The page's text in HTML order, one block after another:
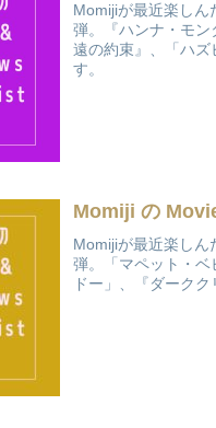
Momijiが最近楽しん
弾。『ハンナ・モ
遠の約束』、「ハズ
す。
Momiji の
Momijiが最近楽しん
弾。「マペット・
ドー」、『ダーク